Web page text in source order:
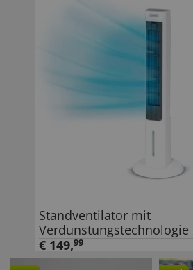
Standventilator mit
Verdunstungstechnologie
€ 149,99